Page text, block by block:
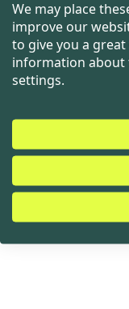
entfernt.
Unsere digitale
aktuelle Customer
startklar.
We may place
improve our
to give you a
information about
settings.